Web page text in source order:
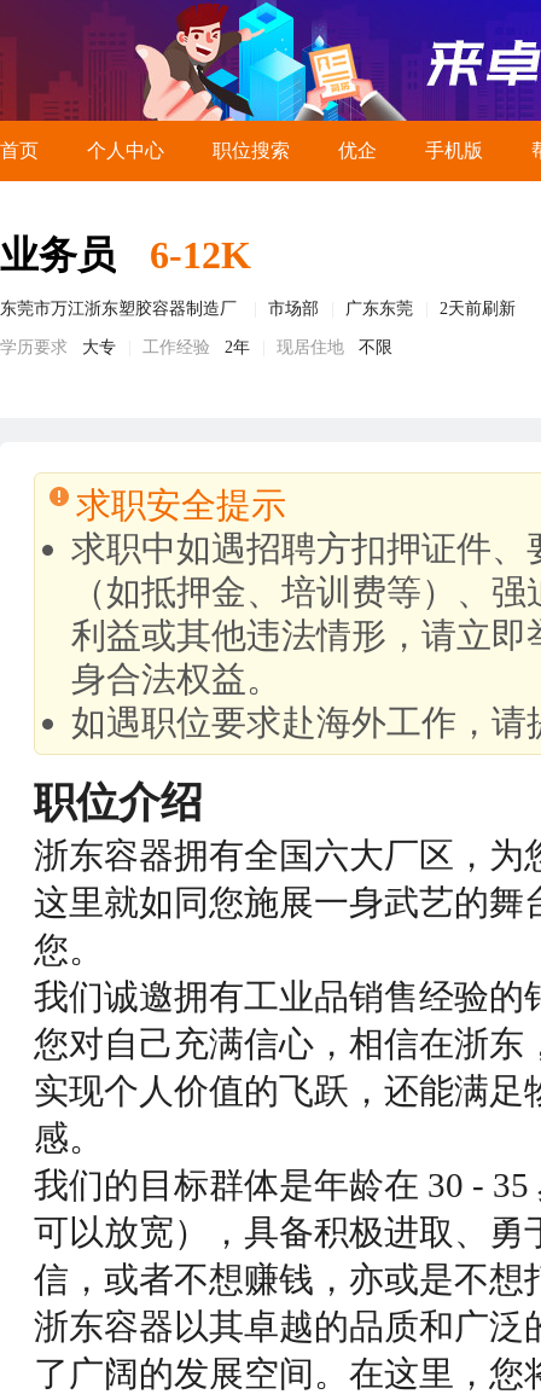
首页 个人中心 职位搜索 优企 手机版
业务员 6-12K
东莞市万江浙东塑胶容器制造厂 市场部 广东东莞 2天前刷新
学历要求 大专 工作经验 2年 现居住地 不限
求职安全提示
求职中如遇招聘方扣押证件
（如抵押金、培训费等）、
利益或其他违法情形，请立
身合法权益。
如遇职位要求赴海外工作，
职位介绍
浙东容器拥有全国六大厂区，
这里就如同您施展一身武艺的
您。
我们诚邀拥有工业品销售经验
您对自己充满信心，相信在浙
实现个人价值的飞跃，还能满
感。
我们的目标群体是年龄在 30 -
可以放宽），具备积极进取、
信，或者不想赚钱，亦或是不
浙东容器以其卓越的品质和广
了广阔的发展空间。在这里，